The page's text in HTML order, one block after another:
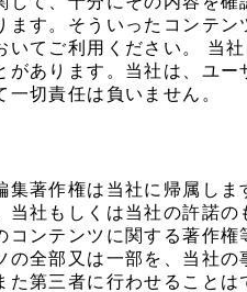
す。そういったコンテ
てご利用ください。 当
あります。当社は、ユ
切責任は負いません。
著作権は当社に帰属し
社もしくは当社の許諾
ンテンツに関する著作
全部又は一部を、当社
第三者に行わせることは